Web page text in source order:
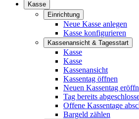
Kasse
Einrichtung
Neue Kasse anlegen
Kasse konfigurieren
Kassenansicht & Tagesstart
Kasse
Kasse
Kassenansicht
Kassentag öffnen
Neuen Kassentag
Tag bereits
Offene Kassentage
Bargeld zählen